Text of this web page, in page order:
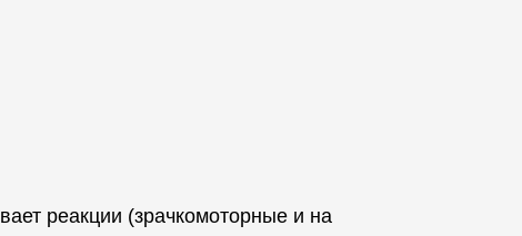
реакции (зрачкомоторные и на